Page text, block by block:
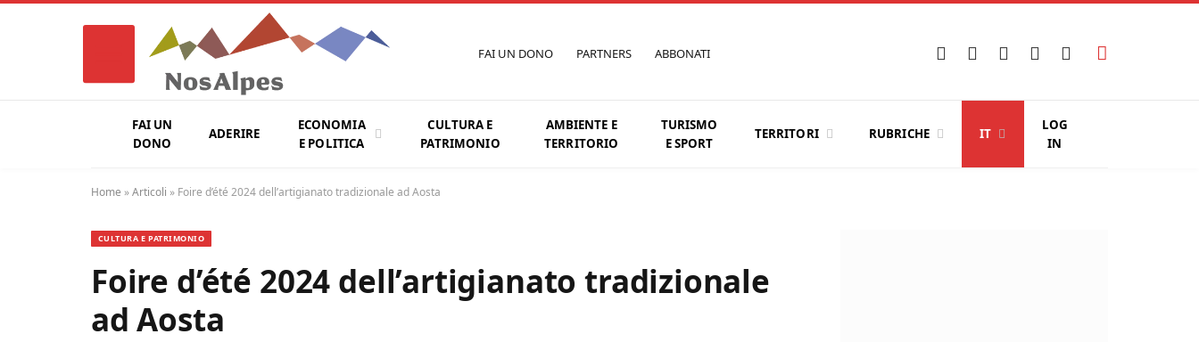
FAI UN DONO PARTNERS ABBONATI Facebook
X
Instagram
YouTubeLinkedIn
FAI UN
DONO
ADERIRE
ECONOMIA
E POLITICA
CULTURA E
PATRIMONIO
AMBIENTE E
TERRITORIO
TURISMO
E SPORT
TERRITORI RUBRICHE IT
LOG
IN
Home »Articoli » Foire d’été 2024 dell’artigianato tradizionale ad Aosta
CULTURA E PATRIMONIO
Foire d’été 2024 dell’artigianato tradizionale
ad Aosta